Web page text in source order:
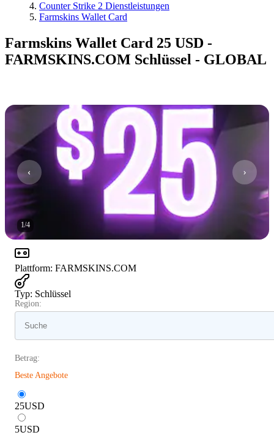
Counter Strike 2 Dienstleistungen
Farmskins Wallet Card
Farmskins Wallet Card 25 USD -
FARMSKINS.COM Schlüssel - GLOBAL
1/4
Plattform: FARMSKINS.COM
Typ: Schlüssel
Region:
Betrag:
Beste Angebote
25USD
5USD